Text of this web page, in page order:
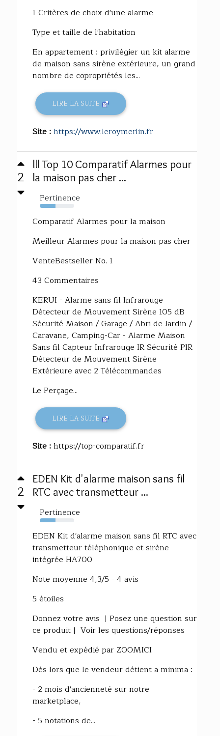
1 Critères de choix d'une alarme
Type et taille de l'habitation
En appartement : privilégier un kit alarme
de maison sans sirène extérieure, un grand
nombre de copropriétés les...
LIRE LA SUITE
Site :https://www.leroymerlin.fr
2
lll Top 10 Comparatif Alarmes pour
la maison pas cher ...
Pertinence
46%
Comparatif Alarmes pour la maison
Meilleur Alarmes pour la maison pas cher
VenteBestseller No. 1
43 Commentaires
KERUI - Alarme sans fil Infrarouge
Détecteur de Mouvement Sirène 105 dB
Sécurité Maison / Garage / Abri de Jardin /
Caravane, Camping-Car - Alarme Maison
Sans fil Capteur Infrarouge IR Sécurité PIR
Détecteur de Mouvement Sirène
Extérieure avec 2 Télécommandes
Le Perçage...
LIRE LA SUITE
Site :https://top-comparatif.fr
2
EDEN Kit d'alarme maison sans fil
RTC avec transmetteur ...
Pertinence
46%
EDEN Kit d'alarme maison sans fil RTC avec
transmetteur téléphonique et sirène
intégrée HA700
Note moyenne 4,3/5 - 4 avis
5 étoiles
Donnez votre avis | Posez une question sur
ce produit | Voir les questions/réponses
Vendu et expédié par ZOOMICI
Dès lors que le vendeur détient a minima :
- 2 mois d'ancienneté sur notre
marketplace,
- 5 notations de...